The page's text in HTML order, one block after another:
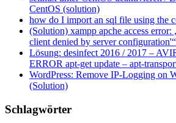
CentOS (solution)
how do I import an sql file using the
(Solution) xampp apche access
client denied by server configuration'“
Lösung: desinfect 2016 / 2017 –
ERROR apt-get update – apt-
WordPress: Remove IP-Logging on
(Solution)
Schlagwörter